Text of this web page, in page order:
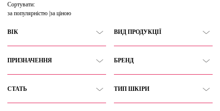
Сортувати:
за популярністю за ціною
ВІК ВИД ПРОДУКЦІЇ
ПРИЗНАЧЕННЯ БРЕНД
СТАТЬ ТИП ШКІРИ